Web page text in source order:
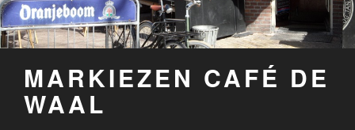
MARKIEZEN CAFÉ DE
WAAL